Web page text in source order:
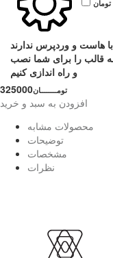
تومان
هاست و وردپرس ندارند
قالب را برای شما نصب
و راه اندازی کنیم
325000تومــــــــان
افزودن به سبد و خرید
محصولات مشابه
توضیحات
مشخصات
نظرات